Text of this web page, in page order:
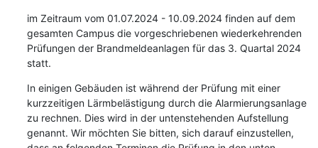
im Zeitraum vom 01.07.2024 - 10.09.2024 finden auf dem
gesamten Campus die vorgeschriebenen wiederkehrenden
Prüfungen der Brandmeldeanlagen für das 3. Quartal 2024
statt.
In einigen Gebäuden ist während der Prüfung mit einer
kurzzeitigen Lärmbelästigung durch die Alarmierungsanlage
zu rechnen. Dies wird in der untenstehenden Aufstellung
genannt. Wir möchten Sie bitten, sich darauf einzustellen,